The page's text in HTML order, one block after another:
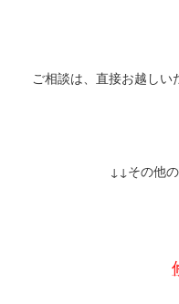
ご相談は、直接お越しい
↓↓その他